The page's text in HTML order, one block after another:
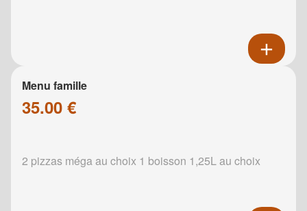
Menu famille
35.00 €
2 pizzas méga au choix 1 boisson 1,25L au choix